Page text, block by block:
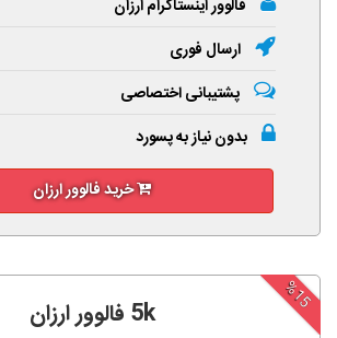
فالوور اینستاگرام ارزان
ارسال فوری
پشتیبانی اختصاصی
بدون نیاز به پسورد
خرید فالوور ارزان
%15
5k فالوور ارزان